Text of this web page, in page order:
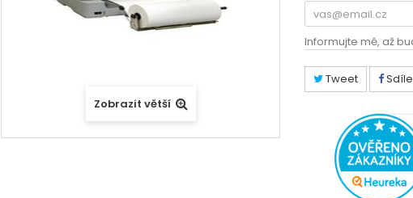
Zobrazit větší
Informujte mě, až
Tweet